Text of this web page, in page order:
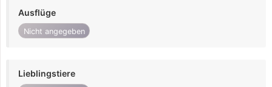
Ausflüge
Nicht angegeben
Lieblingstiere